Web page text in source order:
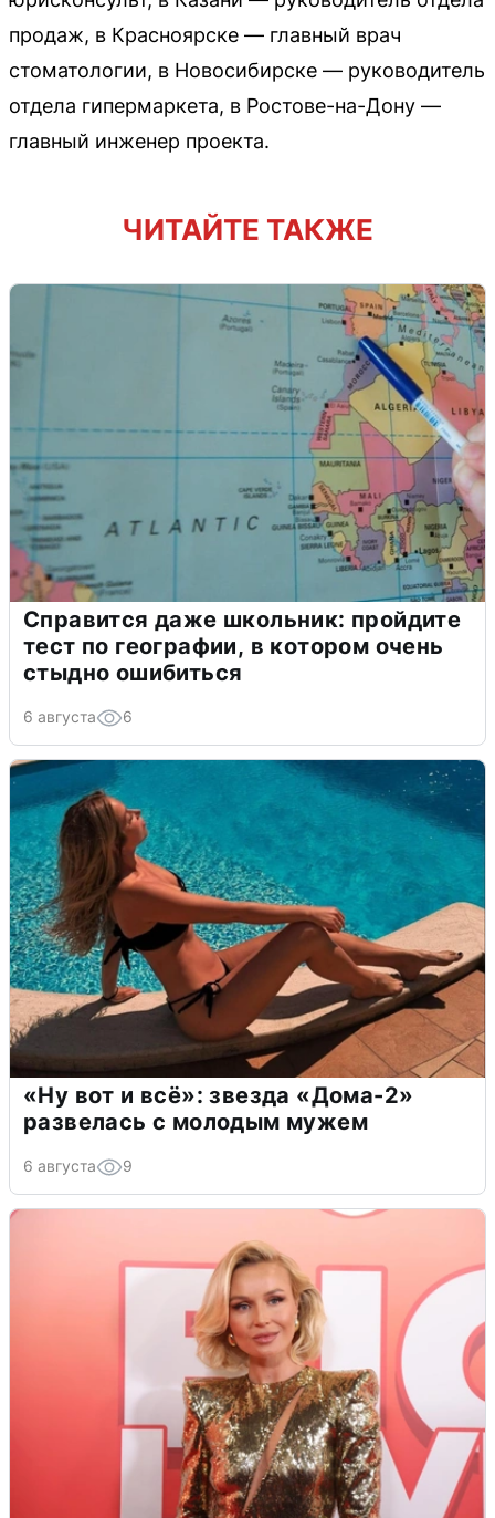
продаж, в Красноярске — главный врач
стоматологии, в Новосибирске — руководитель
отдела гипермаркета, в Ростове-на-Дону —
главный инженер проекта.
ЧИТАЙТЕ ТАКЖЕ
Справится даже школьник: пройдите
тест по географии, в котором очень
стыдно ошибиться
6 августа 6
«Ну вот и всё»: звезда «Дома-2»
развелась с молодым мужем
6 августа 9